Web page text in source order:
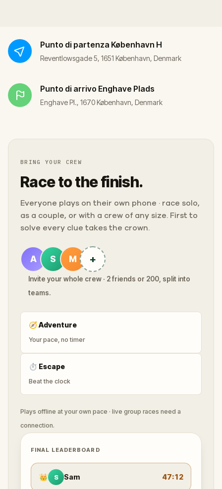
Punto di partenza København H
Reventlowsgade 5, 1651 København, Denmark
Punto di arrivo Enghave Plads
Enghave Pl., 1670 København, Denmark
BRING YOUR CREW
Race to the finish.
Everyone plays on their own phone · race solo,
as a couple, or with a crew of any size. First to
solve every clue takes the crown.
A S M +
Invite your whole crew · 2 friends or 200, split into
teams.
🧭Adventure
Your pace, no timer
⏱ Escape
Beat the clock
Plays offline at your own pace · live group races need a
connection.
FINAL LEADERBOARD
👑 S Sam 47:12